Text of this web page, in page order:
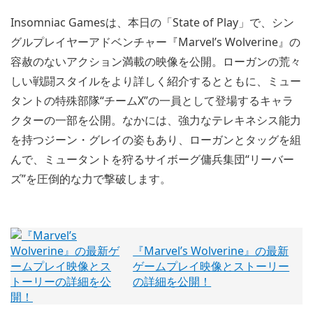
Insomniac Gamesは、本日の「State of Play」で、シン
グルプレイヤーアドベンチャー『Marvel’s Wolverine』の
容赦のないアクション満載の映像を公開。ローガンの荒々
しい戦闘スタイルをより詳しく紹介するとともに、ミュー
タントの特殊部隊“チームX”の一員として登場するキャラ
クターの一部を公開。なかには、強力なテレキネシス能力
を持つジーン・グレイの姿もあり、ローガンとタッグを組
んで、ミュータントを狩るサイボーグ傭兵集団“リーバー
ズ”を圧倒的な力で撃破します。
『Marvel’s Wolverine』の最新
ゲームプレイ映像とストーリー
の詳細を公開！